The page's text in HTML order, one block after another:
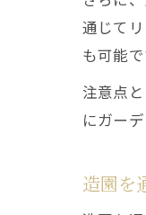
通じて
も可能で
注意点
にガー
造園を